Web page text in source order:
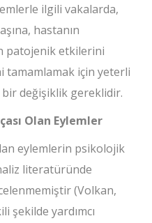
ilgili vakalarda,
hastanın
patojenik etkilerini
tamamlamak için yeterli
değişiklik gereklidir.
Olan Eylemler
eylemlerin psikolojik
literatüründe
(Volkan,
şekilde yardımcı